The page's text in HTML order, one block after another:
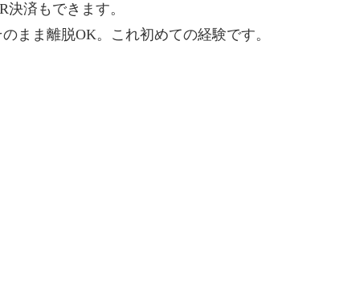
済もできます。
まま離脱OK。これ初めての経験です。